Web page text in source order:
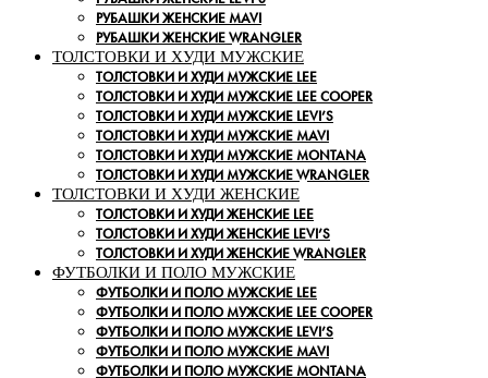
РУБАШКИ ЖЕНСКИЕ MAVI
РУБАШКИ ЖЕНСКИЕ WRANGLER
ТОЛСТОВКИ И ХУДИ МУЖСКИЕ
ТОЛСТОВКИ И ХУДИ МУЖСКИЕ LEE
ТОЛСТОВКИ И ХУДИ МУЖСКИЕ LEE COOPER
ТОЛСТОВКИ И ХУДИ МУЖСКИЕ LEVI’S
ТОЛСТОВКИ И ХУДИ МУЖСКИЕ MAVI
ТОЛСТОВКИ И ХУДИ МУЖСКИЕ MONTANA
ТОЛСТОВКИ И ХУДИ МУЖСКИЕ WRANGLER
ТОЛСТОВКИ И ХУДИ ЖЕНСКИЕ
ТОЛСТОВКИ И ХУДИ ЖЕНСКИЕ LEE
ТОЛСТОВКИ И ХУДИ ЖЕНСКИЕ LEVI’S
ТОЛСТОВКИ И ХУДИ ЖЕНСКИЕ WRANGLER
ФУТБОЛКИ И ПОЛО МУЖСКИЕ
ФУТБОЛКИ И ПОЛО МУЖСКИЕ LEE
ФУТБОЛКИ И ПОЛО МУЖСКИЕ LEE COOPER
ФУТБОЛКИ И ПОЛО МУЖСКИЕ LEVI’S
ФУТБОЛКИ И ПОЛО МУЖСКИЕ MAVI
ФУТБОЛКИ И ПОЛО МУЖСКИЕ MONTANA